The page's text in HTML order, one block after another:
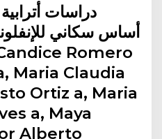
دراسات
أساس سكاني
Romero
Maria Claudia
Ortiz a, Maria
a, Maya
Alberto